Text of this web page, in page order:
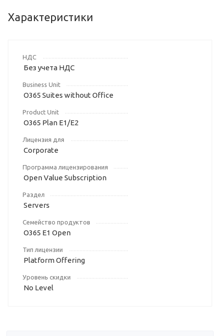
Характеристики
НДС
Без учета НДС
Business Unit
O365 Suites without Office
Product Unit
O365 Plan E1/E2
Лицензия для
Corporate
Программа лицензирования
Open Value Subscription
Раздел
Servers
Семейство продуктов
O365 E1 Open
Тип лицензии
Platform Offering
Уровень скидки
No Level